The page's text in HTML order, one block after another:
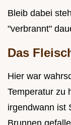
Bleib dabei
"verbrannt"
Das
Hier war
Temperatur zu
irgendwann ist